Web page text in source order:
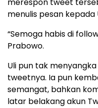
merespon tweet
menulis pesan kepada
“Semoga habis di
Prabowo.
Uli pun tak
tweetnya. Ia pun
semangat, bahkan
latar belakang akun